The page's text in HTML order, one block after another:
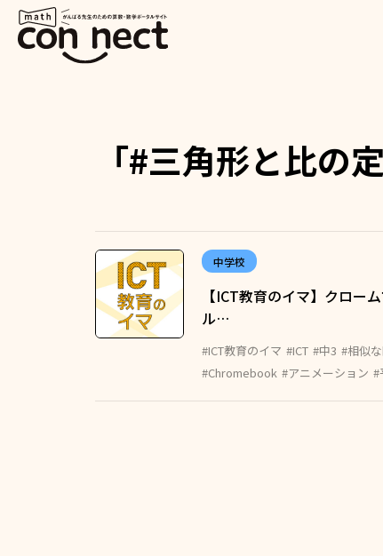
「#三角形と比の
中学校
【ICT教育のイマ】クロー
ル…
#ICT教育のイマ #ICT #中3 #相似
#Chromebook #アニメーション #